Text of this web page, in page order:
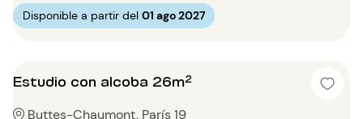
Disponible a partir del 01 ago 2027
Estudio con alcoba 26m²
Buttes-Chaumont, París 19